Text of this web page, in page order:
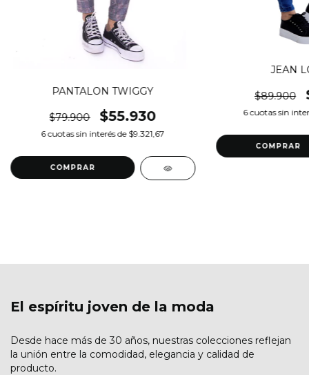
PANTALON TWIGGY
$79.900 $55.930
6cuotas sin interés de $9.321,67
COMPRAR
JEAN
$89.900
6cuotas sin
COMPRAR
El espíritu joven de la moda
Desde hace más de 30 años, nuestras colecciones reflejan
la unión entre la comodidad, elegancia y calidad de
producto.